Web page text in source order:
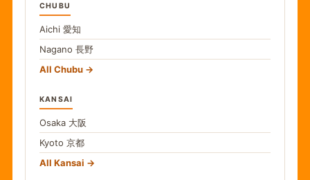
CHUBU
Aichi 愛知
Nagano 長野
All Chubu
KANSAI
Osaka 大阪
Kyoto 京都
All Kansai